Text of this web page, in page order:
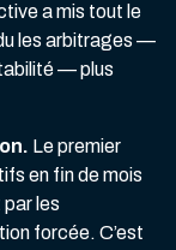
a mis tout le
les arbitrages —
— plus
Le premier
en fin de mois
les
forcée. C’est